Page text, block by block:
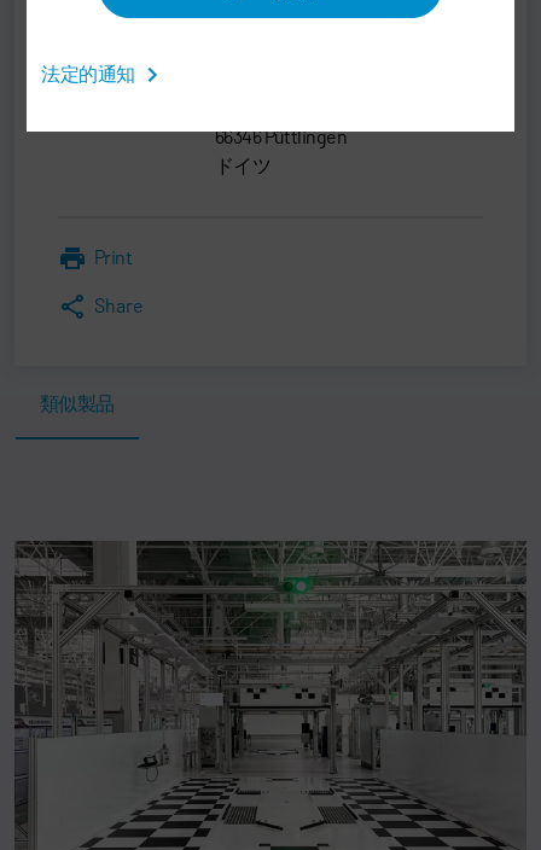
法定的通知
testing@durr.com
66346 Püttlingen
ドイツ
Print
Share
類似製品